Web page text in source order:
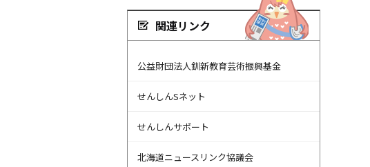
関連リンク
公益財団法人釧新教育芸術振興基金
せんしんSネット
せんしんサポート
北海道ニュースリンク協議会